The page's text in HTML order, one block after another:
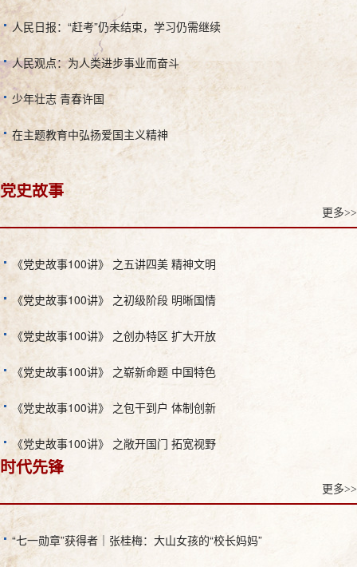
人民日报：“赶考”仍未结束，学习仍需继续
人民观点：为人类进步事业而奋斗
少年壮志 青春许国
在主题教育中弘扬爱国主义精神
党史故事
更多>>
《党史故事100讲》 之五讲四美 精神文明
《党史故事100讲》 之初级阶段 明晰国情
《党史故事100讲》 之创办特区 扩大开放
《党史故事100讲》 之崭新命题 中国特色
《党史故事100讲》 之包干到户 体制创新
《党史故事100讲》 之敞开国门 拓宽视野
时代先锋
更多>>
“七一勋章”获得者｜张桂梅：大山女孩的“校长妈妈”